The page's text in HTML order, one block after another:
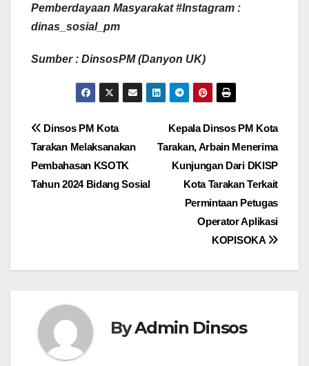
Pemberdayaan Masyarakat #Instagram :
dinas_sosial_pm
Sumber : DinsosPM (Danyon UK)
Navigasi
pos
Kepala Dinsos PM Kota
Tarakan, Arbain Menerima
Kunjungan Dari DKISP
Kota Tarakan Terkait
Permintaan Petugas
Operator Aplikasi
KOPISOKA
Dinsos PM Kota
Tarakan Melaksanakan
Pembahasan KSOTK
Tahun 2024 Bidang Sosial
ByAdmin Dinsos